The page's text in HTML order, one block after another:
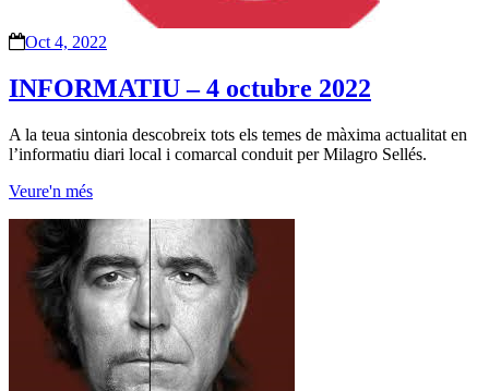
Oct 4, 2022
INFORMATIU – 4 octubre 2022
A la teua sintonia descobreix tots els temes de màxima actualitat en
l’informatiu diari local i comarcal conduit per Milagro Sellés.
Veure'n més